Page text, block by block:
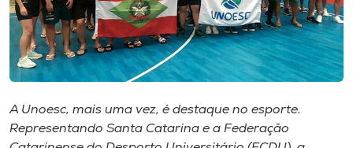
Rádio
Museu
Unoesc
A Unoesc, mais uma vez, é destaque no esporte.
Representando Santa Catarina e a Federação